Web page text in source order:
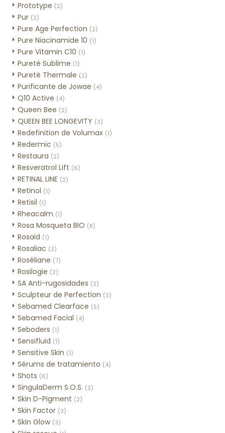
Prototype (2)
Pur (2)
Pure Age Perfection (2)
Pure Niacinamide 10 (1)
Pure Vitamin C10 (1)
Pureté Sublime (1)
Pureté Thermale (2)
Purificante de Jowae (4)
Q10 Active (4)
Queen Bee (2)
QUEEN BEE LONGEVITY (3)
Redefinition de Volumax (1)
Redermic (5)
Restaura (2)
Resveratrol Lift (6)
RETINAL LINE (2)
Retinol (1)
Retisil (1)
Rheacalm (1)
Rosa Mosqueta BIO (8)
Rosaid (1)
Rosaliac (3)
Roséliane (7)
Rosilogie (2)
SA Anti-rugosidades (2)
Sculpteur de Perfection (3)
Sebamed Clearface (5)
Sebamed Facial (4)
Seboders (1)
Sensifluid (1)
Sensitive Skin (1)
Sérums de tratamiento (4)
Shots (6)
SingulaDerm S.O.S. (2)
Skin D-Pigment (2)
Skin Factor (3)
Skin Glow (3)